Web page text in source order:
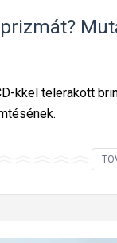
kkel telerakott